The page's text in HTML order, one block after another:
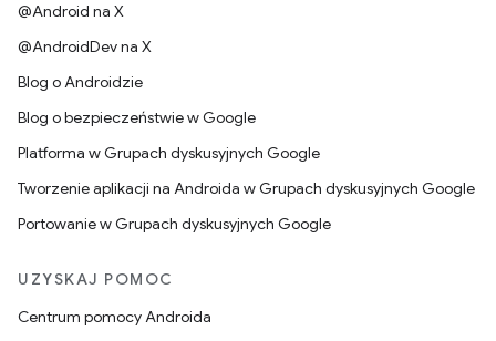
@Android na X
@AndroidDev na X
Blog o Androidzie
Blog o bezpieczeństwie w Google
Platforma w Grupach dyskusyjnych Google
Tworzenie aplikacji na Androida w Grupach dyskusyjnych Google
Portowanie w Grupach dyskusyjnych Google
UZYSKAJ POMOC
Centrum pomocy Androida